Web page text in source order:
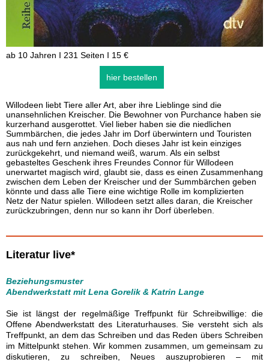
ab 10 Jahren I 231 Seiten I 15 €
hier bestellen
Willodeen liebt Tiere aller Art, aber ihre Lieblinge sind die
unansehnlichen Kreischer. Die Bewohner von Purchance haben sie
kurzerhand ausgerottet. Viel lieber haben sie die niedlichen
Summbärchen, die jedes Jahr im Dorf überwintern und Touristen
aus nah und fern anziehen. Doch dieses Jahr ist kein einziges
zurückgekehrt, und niemand weiß, warum. Als ein selbst
gebasteltes Geschenk ihres Freundes Connor für Willodeen
unerwartet magisch wird, glaubt sie, dass es einen Zusammenhang
zwischen dem Leben der Kreischer und der Summbärchen geben
könnte und dass alle Tiere eine wichtige Rolle im komplizierten
Netz der Natur spielen. Willodeen setzt alles daran, die Kreischer
zurückzubringen, denn nur so kann ihr Dorf überleben.
Literatur live*
Beziehungsmuster
Abendwerkstatt mit Lena Gorelik & Katrin Lange
Sie ist längst der regelmäßige Treffpunkt für Schreibwillige: die
Offene Abendwerkstatt des Literaturhauses. Sie versteht sich als
Treffpunkt, an dem das Schreiben und das Reden übers Schreiben
im Mittelpunkt stehen. Wir kommen zusammen, um gemeinsam zu
diskutieren, zu schreiben, Neues auszuprobieren – mit